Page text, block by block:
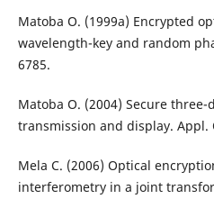
Matoba O. (1999a) Encrypted
wavelength-key and random
6785.
Matoba O. (2004) Secure
transmission and display. Appl.
Mela C. (2006) Optical
interferometry in a joint